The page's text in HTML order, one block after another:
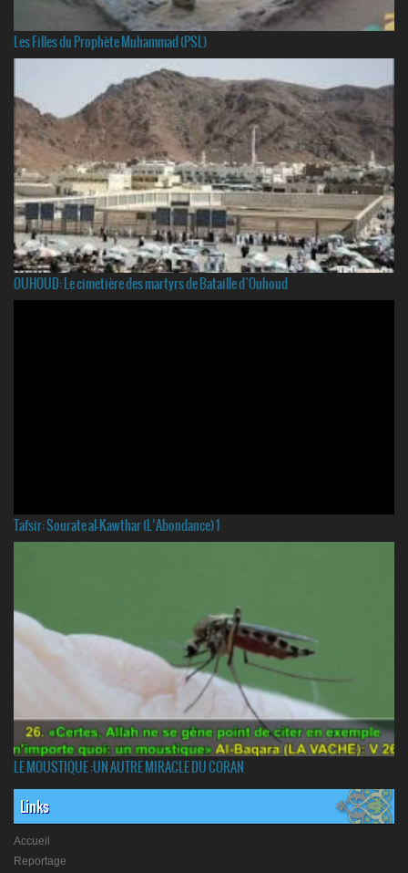
Les Filles du Prophète Muhammad (PSL)
OUHOUD: Le cimetière des martyrs de Bataille d`Ouhoud
Tafsir: Sourate al-Kawthar (L’Abondance) 1
LE MOUSTIQUE :UN AUTRE MIRACLE DU CORAN
Links
Accueil
Reportage